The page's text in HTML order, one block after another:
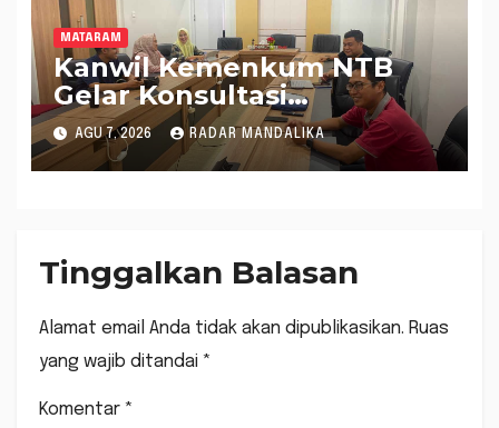
MATARAM
Kanwil Kemenkum NTB
Gelar Konsultasi
Penghitungan Kebutuhan
Formasi JF Perancang
Peraturan Perundang-
AGU 7, 2026 RADAR MANDALIKA
Tinggalkan Balasan
Alamat email Anda tidak akan dipublikasikan. Ruas
yang wajib ditandai *
Komentar *